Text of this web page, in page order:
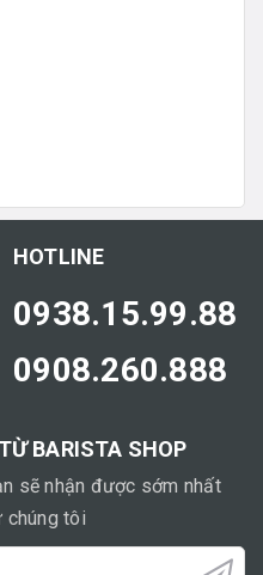
HOTLINE
0938.15.99.88
0908.260.888
BARISTA SHOP
sẽ nhận được sớm nhất
chúng tôi